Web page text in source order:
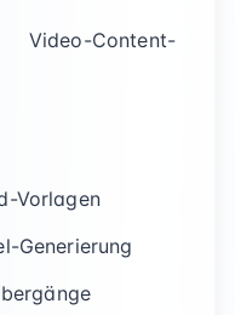
Content-
Vorlagen
Generierung